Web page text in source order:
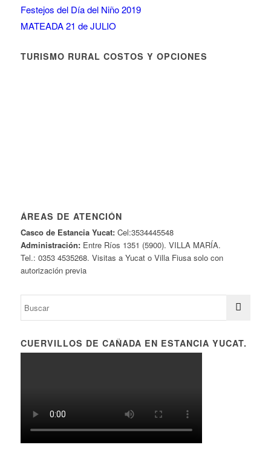
Festejos del Día del Niño 2019
MATEADA 21 de JULIO
TURISMO RURAL COSTOS Y OPCIONES
ÁREAS DE ATENCIÓN
Casco de Estancia Yucat:Cel:3534445548
Administración:Entre Ríos 1351 (5900). VILLA MARÍA.
Tel.: 0353 4535268. Visitas a Yucat o Villa Fiusa solo con
autorización previa
CUERVILLOS DE CAÑADA EN ESTANCIA YUCAT.